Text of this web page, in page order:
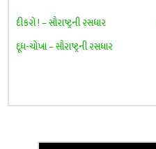
દીકરો ! – સૌરાષ્ટ્રની રસધાર
દૂધ-ચોખા – સૌરાષ્ટ્રની રસધાર